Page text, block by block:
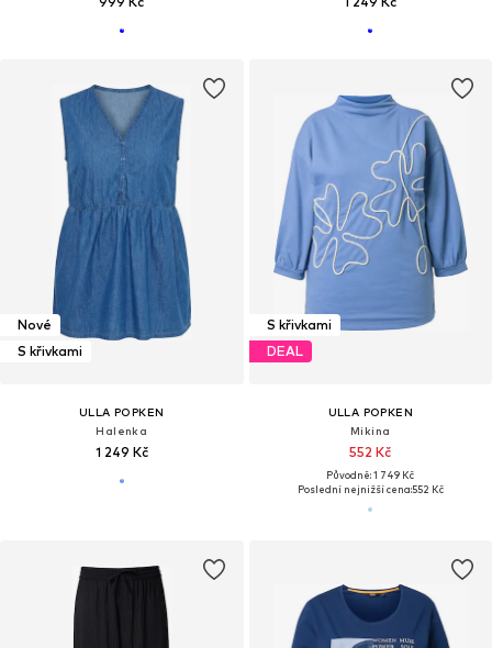
Nové
S křivkami
ULLA POPKEN
Halenka
1 249 Kč
S křivkami
DEAL
ULLA POPKEN
Mikina
552 Kč
Původně: 1 749 Kč
Poslední nejnižší cena:552 Kč